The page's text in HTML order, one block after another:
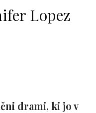
Lopez
drami, ki jo v